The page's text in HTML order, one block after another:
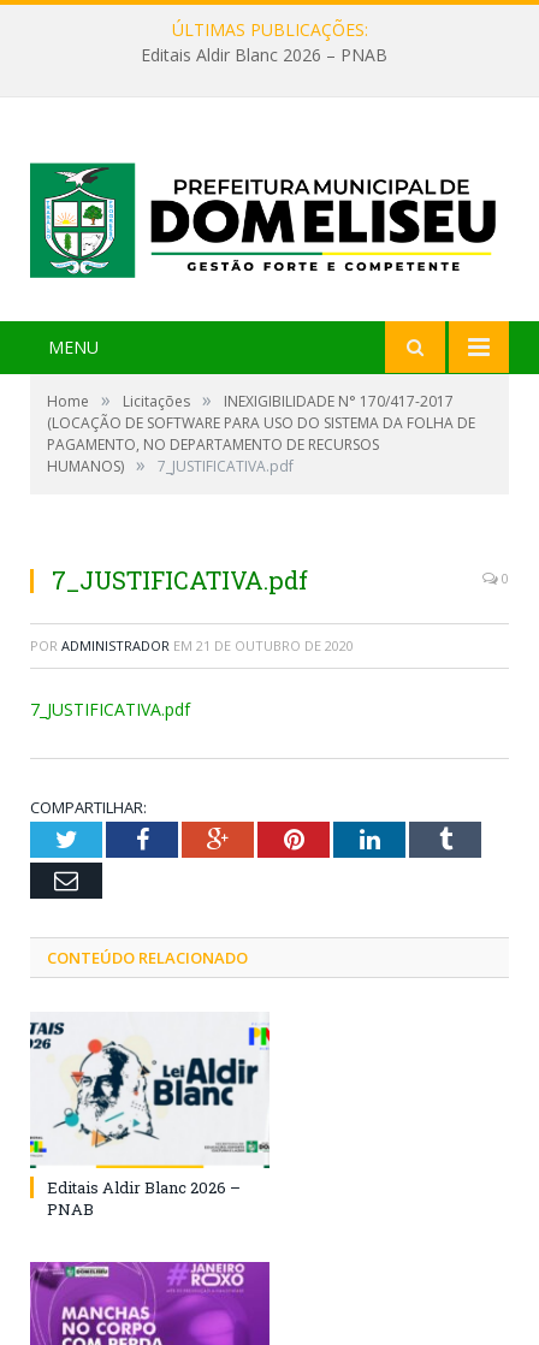
ÚLTIMAS PUBLICAÇÕES:
Editais Aldir Blanc 2026 – PNAB
MENU
Home » Licitações »
INEXIGIBILIDADE N° 170/417-2017
(LOCAÇÃO DE SOFTWARE PARA USO DO SISTEMA DA FOLHA DE
PAGAMENTO, NO DEPARTAMENTO DE RECURSOS
HUMANOS) » 7_JUSTIFICATIVA.pdf
7_JUSTIFICATIVA.pdf 0
POR ADMINISTRADOR EM 21 DE OUTUBRO DE 2020
7_JUSTIFICATIVA.pdf
COMPARTILHAR:
TwitterFacebookGoogle+PinterestLinkedInTumblr
Email
CONTEÚDO RELACIONADO
Editais Aldir Blanc 2026 –
PNAB